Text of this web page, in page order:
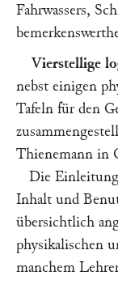
Fahrwassers,
Vierstellige
nebst einigen
Tafeln für den
Thienemann in
Die
Inhalt und
übersichtlich
physikalischen
manchem